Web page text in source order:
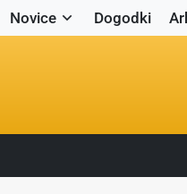
Novice Dogodki